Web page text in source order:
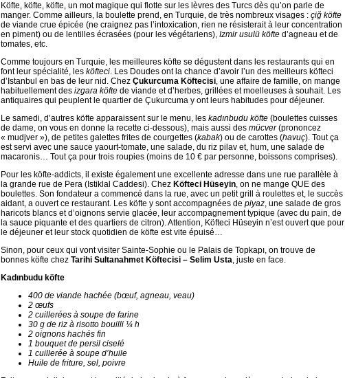
Köfte, köfte, köfte, un mot magique qui flotte sur les lèvres des Turcs dès qu’on parle de
manger. Comme ailleurs, la boulette prend, en Turquie, de très nombreux visages : çiğ köfte
de viande crue épicée (ne craignez pas l’intoxication, rien ne résisterait à leur concentration
en piment) ou de lentilles écrasées (pour les végétariens), Izmir usulü köfte d’agneau et de
tomates, etc.
Comme toujours en Turquie, les meilleures köfte se dégustent dans les restaurants qui en
font leur spécialité, les köfteci. Les Doudes ont la chance d’avoir l’un des meilleurs köfteci
d’Istanbul en bas de leur nid. Chez Çukurcuma Köftecisi, une affaire de famille, on mange
habituellement des izgara köfte de viande et d’herbes, grillées et moelleuses à souhait. Les
antiquaires qui peuplent le quartier de Çukurcuma y ont leurs habitudes pour déjeuner.
Le samedi, d’autres köfte apparaissent sur le menu, les kadınbudu köfte (boulettes cuisses
de dame, on vous en donne la recette ci-dessous), mais aussi des mücver(prononcez
« mudjver »), de petites galettes frites de courgettes (kabak) ou de carottes (havuç). Tout ça
est servi avec une sauce yaourt-tomate, une salade, du riz pilav et, hum, une salade de
macaronis… Tout ça pour trois roupies (moins de 10 € par personne, boissons comprises).
Pour les köfte-addicts, il existe également une excellente adresse dans une rue parallèle à
la grande rue de Pera (Istiklal Caddesi). Chez Köfteci Hüseyin, on ne mange QUE des
boulettes. Son fondateur a commencé dans la rue, avec un petit grill à roulettes et, le succès
aidant, a ouvert ce restaurant. Les köfte y sont accompagnées de piyaz, une salade de gros
haricots blancs et d’oignons servie glacée, leur accompagnement typique (avec du pain, de
la sauce piquante et des quartiers de citron). Attention, Köfteci Hüseyin n’est ouvert que pour
le déjeuner et leur stock quotidien de köfte est vite épuisé…
Sinon, pour ceux qui vont visiter Sainte-Sophie ou le Palais de Topkapı, on trouve de
bonnes köfte chez Tarihi Sultanahmet Köftecisi – Selim Usta, juste en face.
Kadınbudu köfte
400 de viande hachée (bœuf, agneau, veau)
2 œufs
2 cuillerées à soupe de farine
30 g de riz à risotto bouilli ¼ h
2 oignons hachés fin
1 bouquet de persil ciselé
1 cuillerée à soupe d’huile
Huile de friture, sel, poivre